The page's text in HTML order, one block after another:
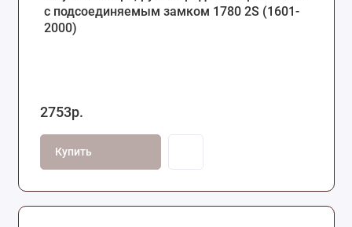
с подсоединяемым замком 1780 2S (1601-
2000)
2753р.
Купить